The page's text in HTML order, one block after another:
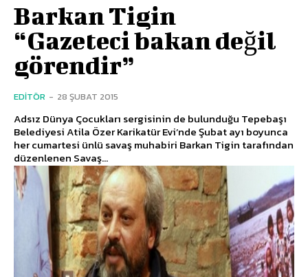
Barkan Tigin
“Gazeteci bakan değil
görendir”
EDITÖR - 28 ŞUBAT 2015
Adsız Dünya Çocukları sergisinin de bulunduğu Tepebaşı
Belediyesi Atila Özer Karikatür Evi’nde Şubat ayı boyunca
her cumartesi ünlü savaş muhabiri Barkan Tigin tarafından
düzenlenen Savaş...